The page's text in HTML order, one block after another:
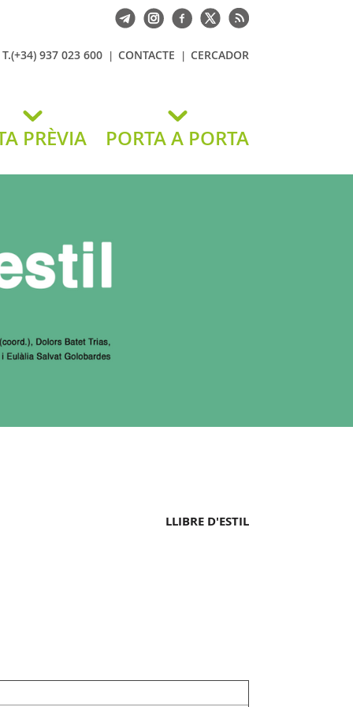
T.(+34) 937 023 600 CONTACTE CERCADOR
PRÈVIA PORTA A PORTA
LLIBRE D'ESTIL